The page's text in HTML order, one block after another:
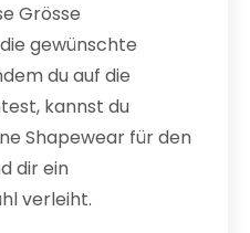
Grösse
gewünschte
du auf die
kannst du
Shapewear für den
dir ein
verleiht.